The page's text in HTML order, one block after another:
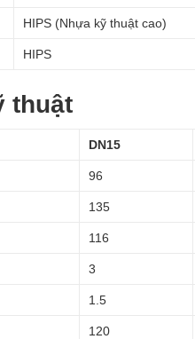
HIPS (Nhựa kỹ thuật cao)
HIPS
thuật
DN15
96
135
116
3
1.5
120